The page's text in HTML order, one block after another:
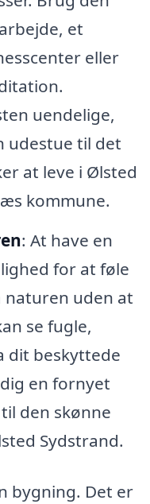
et
eller
uendelige,
udestue til det
at leve i Ølsted
kommune.
: At have en
for at føle
uden at
se fugle,
beskyttede
en fornyet
den skønne
Sydstrand.
bygning. Det er